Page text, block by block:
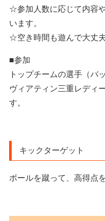
☆参加人数に応じて内容
います。
☆空き時間も遊んで大丈夫
■参加
トップチームの選手（バ
ヴィアティン三重レディ
す。
キックターゲット
ボールを蹴って、高得点